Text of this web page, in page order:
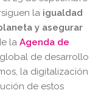
la igualdad
y asegurar
la Agenda de
de desarrollo
la digitalización
de estos